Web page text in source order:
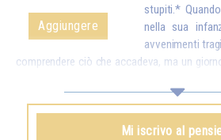
Aggiungere
stupiti.*
nella sua
avvenimenti
comprendere ciò che accadeva, ma un
difficili da guarire. Che lo si comprenda o
si registra e un giorno può tornare in
“comprendete” nulla di quel fenomeno
Mi iscrivo al